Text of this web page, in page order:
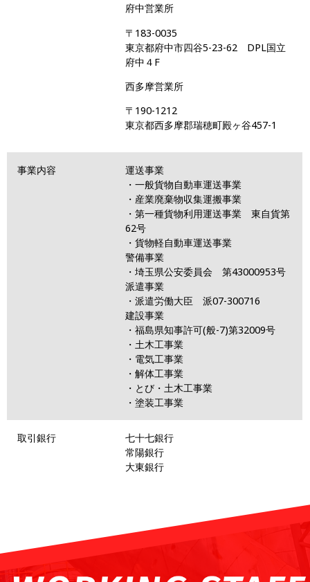
府中営業所
〒183-0035
東京都府中市四谷5-23-62 DPL国立
府中４F
西多摩営業所
〒190-1212
東京都西多摩郡瑞穂町殿ヶ谷457-1
事業内容
運送事業
・一般貨物自動車運送事業
・産業廃棄物収集運搬事業
・第一種貨物利用運送事業 東自貨第
62号
・貨物軽自動車運送事業
警備事業
・埼玉県公安委員会 第43000953号
派遣事業
・派遣労働大臣 派07-300716
建設事業
・福島県知事許可(般-7)第32009号
・土木工事業
・電気工事業
・解体工事業
・とび・土木工事業
・塗装工事業
取引銀行
七十七銀行
常陽銀行
大東銀行